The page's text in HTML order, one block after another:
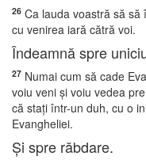
26 Ca lauda voastră să
cu venirea iară cătră voi.
Îndeamnă spre
27 Numai cum să cade
voiu veni şi voiu vedea
că staţi într-un duh, cu o
Evangheliei.
Şi spre răbdare.